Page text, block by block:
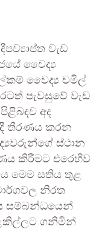
වැඩ
වෛද්‍ය
වෛද්‍ය චමිල්
පැවසුවේ වැඩ
අද
තීරණය කරන
ස්ථාන
කිරීමට එරෙහිව
මෙම සතිය තුළ
නිරත
සම්බන්ධයෙන්
ගනිමින්